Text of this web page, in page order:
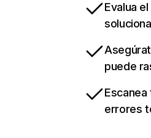
Evalua
puede
errores